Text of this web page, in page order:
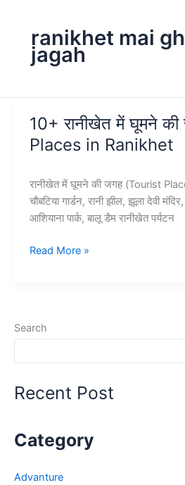
ranikhet mai
jagah
10+ रानीखेत में घूमने
Places in Ranikhet
रानीखेत में घूमने की जगह (Tourist
चौबटिया गार्डन, रानी झील, झूला देवी
आशियाना पार्क, बालू डैम रानीखेत पर्यटन
10+
जगह
in
Read More »
Search
Recent Post
Category
Advanture